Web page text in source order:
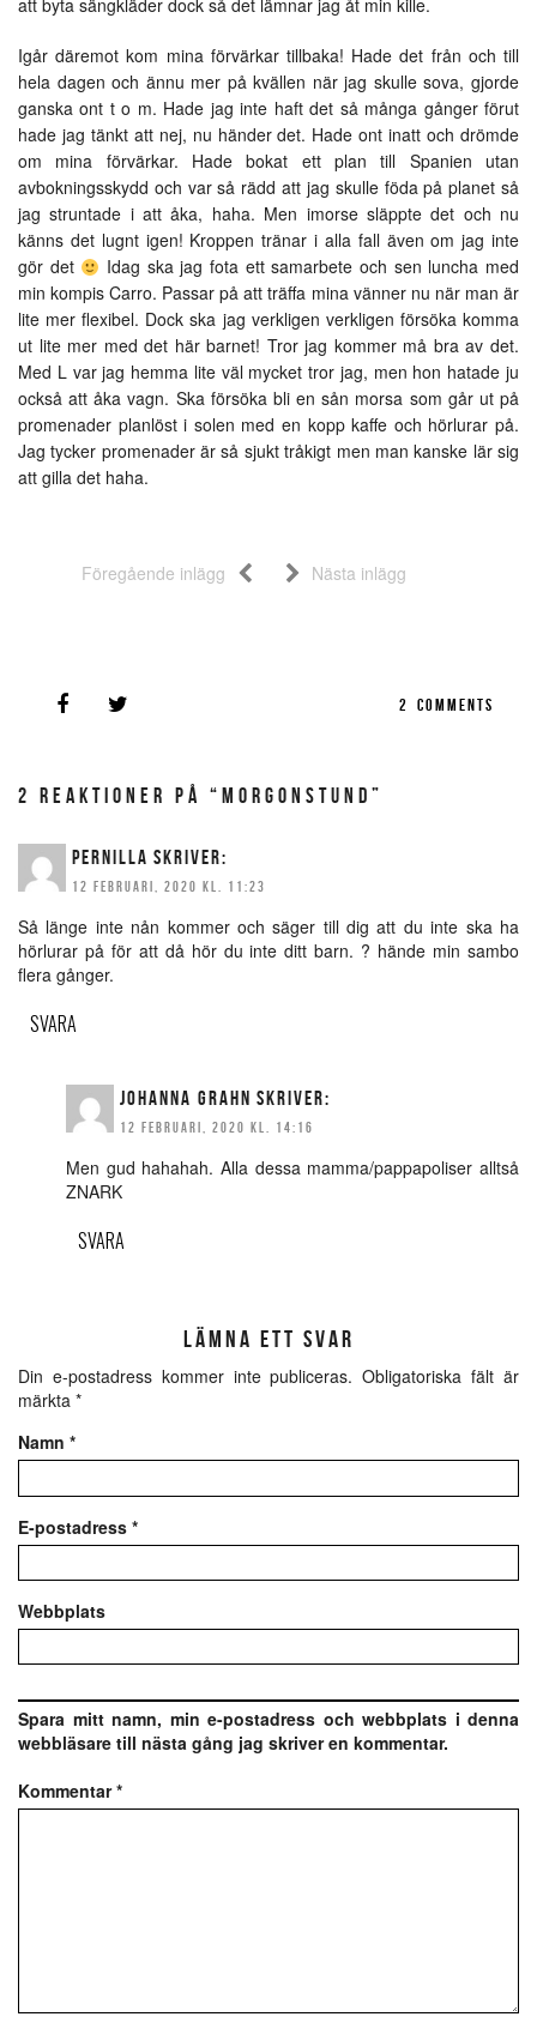
att byta sängkläder dock så det lämnar jag åt min kille.
Igår däremot kom mina förvärkar tillbaka! Hade det från och till
hela dagen och ännu mer på kvällen när jag skulle sova, gjorde
ganska ont t o m. Hade jag inte haft det så många gånger förut
hade jag tänkt att nej, nu händer det. Hade ont inatt och drömde
om mina förvärkar. Hade bokat ett plan till Spanien utan
avbokningsskydd och var så rädd att jag skulle föda på planet så
jag struntade i att åka, haha. Men imorse släppte det och nu
känns det lugnt igen! Kroppen tränar i alla fall även om jag inte
gör det
Idag ska jag fota ett samarbete och sen luncha med
min kompis Carro. Passar på att träffa mina vänner nu när man är
lite mer flexibel. Dock ska jag verkligen verkligen försöka komma
ut lite mer med det här barnet! Tror jag kommer må bra av det.
Med L var jag hemma lite väl mycket tror jag, men hon hatade ju
också att åka vagn. Ska försöka bli en sån morsa som går ut på
promenader planlöst i solen med en kopp kaffe och hörlurar på.
Jag tycker promenader är så sjukt tråkigt men man kanske lär sig
att gilla det haha.
Föregående inlägg Nästa inlägg
2 COMMENTS
2 REAKTIONER PÅ “MORGONSTUND”
PERNILLA SKRIVER:
12 FEBRUARI, 2020 KL. 11:23
Så länge inte nån kommer och säger till dig att du inte ska ha
hörlurar på för att då hör du inte ditt barn. ? hände min sambo
flera gånger.
SVARA
JOHANNA GRAHN SKRIVER:
12 FEBRUARI, 2020 KL. 14:16
Men gud hahahah. Alla dessa mamma/pappapoliser alltså
ZNARK
SVARA
LÄMNA ETT SVAR
Din e-postadress kommer inte publiceras. Obligatoriska fält är
märkta *
Namn *
E-postadress *
Webbplats
Spara mitt namn, min e-postadress och webbplats i denna
webbläsare till nästa gång jag skriver en kommentar.
Kommentar*